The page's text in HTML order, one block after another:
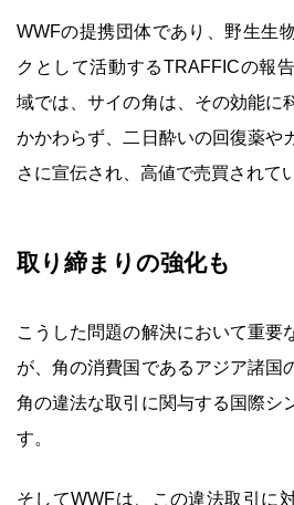
WWFの提携団体であり、野生生
クとして活動するTRAFFICの報
域では、サイの角は、その効能に
かかわらず、二日酔いの回復薬や
さに宣伝され、高値で売買されて
取り締まりの強化も
こうした問題の解決において重要
が、角の消費国であるアジア諸国
角の違法な取引に関与する国際シ
す。
そしてWWFは、この違法取引に